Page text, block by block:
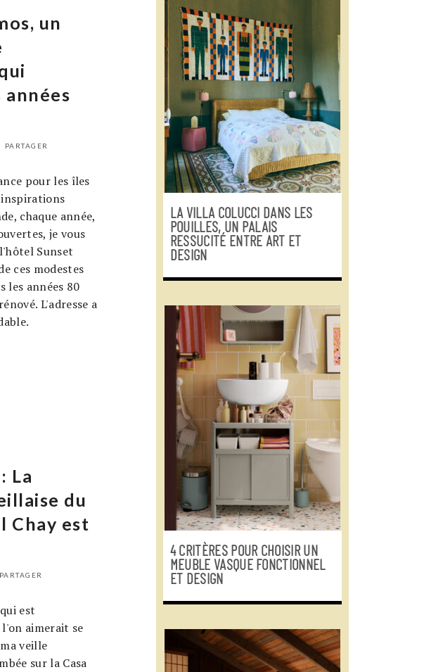
un
PARTAGER
pour les îles
chaque année,
je vous
Sunset
ces modestes
les années 80
L'adresse a
La
du
Chay est
PARTAGER
est
aimerait se
veille
sur la Casa
LA VILLA COLUCCI DANS LES
POUILLES, UN PALAIS
RESSUCITÉ ENTRE ART ET
DESIGN
4 CRITÈRES POUR CHOISIR UN
MEUBLE VASQUE FONCTIONNEL
ET DESIGN